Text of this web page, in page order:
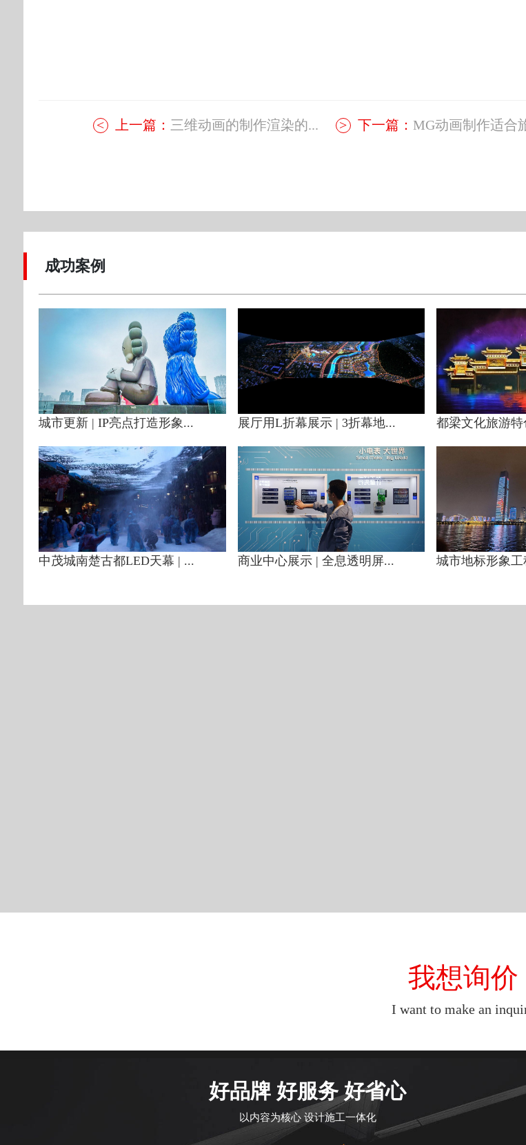
上一篇： 三维动画的制作渲染的... 下一篇： MG动画制作适合
成功案例
城市更新 | IP亮点打造形象... 展厅用L折幕展示 | 3折幕地... 都梁文化旅游
中茂城南楚古都LED天幕 | ... 商业中心展示 | 全息透明屏... 城市地标形象
我想询价
I want to make an
好品牌 好服务 好省心
以内容为核心 设计施工一体化